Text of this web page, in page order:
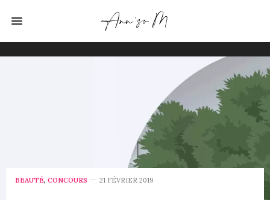
BEAUTÉ, CONCOURS 21 FÉVRIER 2019